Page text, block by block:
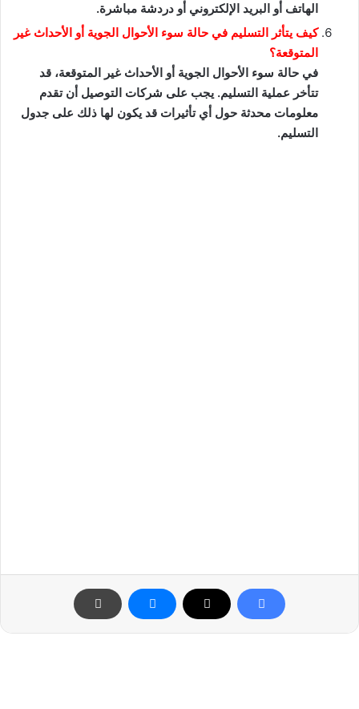
الهاتف أو البريد الإلكتروني أو دردشة مباشرة.
كيف يتأثر التسليم في حالة سوء الأحوال الجوية أو الأحداث غير
المتوقعة؟
في حالة سوء الأحوال الجوية أو الأحداث غير المتوقعة، قد
تتأخر عملية التسليم. يجب على شركات التوصيل أن تقدم
معلومات محدثة حول أي تأثيرات قد يكون لها ذلك على جدول
التسليم.